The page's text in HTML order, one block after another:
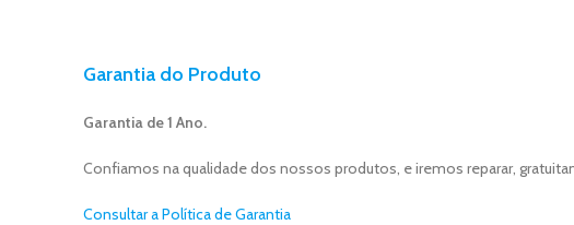
Garantia do Produto
Garantia de 1 Ano.
Confiamos na qualidade dos nossos produtos, e iremos reparar,
Consultar a Política de Garantia